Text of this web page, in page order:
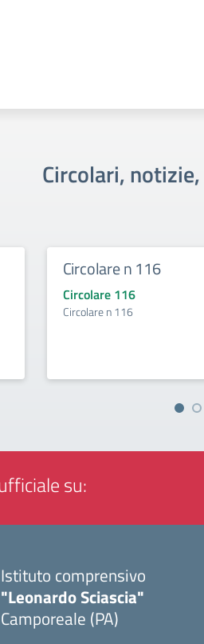
Circolari,
Circolare n 116
Circolare 116
Circolare n 116
su:
Istituto comprensivo
"Leonardo Sciascia"
Camporeale (PA)